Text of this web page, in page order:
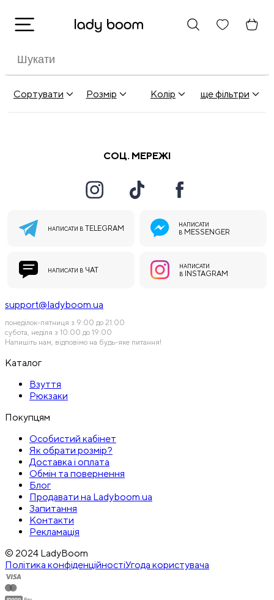
Сортувати Розмір Колір ще фільтри
СОЦ. МЕРЕЖІ
НАПИСАТИ В TELEGRAM
НАПИСАТИ
В MESSENGER
НАПИСАТИ В ЧАТ
НАПИСАТИ
В
INSTAGRAM
support@ladyboom.ua
понеділок-пятниця з 9:00 до 21:00
субота, неділя з 10:00 до 19:00
Напишіть нам, відповімо на будь-яке питання!
Каталог
Взуття
Рюкзаки
Покупцям
Особистий кабінет
Як обрати розмір?
Доставка і оплата
Обмін та повернення
Блог
Продавати на Ladyboom.ua
Запитання
Контакти
Рекламація
© 2024 LadyBoom
Політика конфіденційностіУгода користувача